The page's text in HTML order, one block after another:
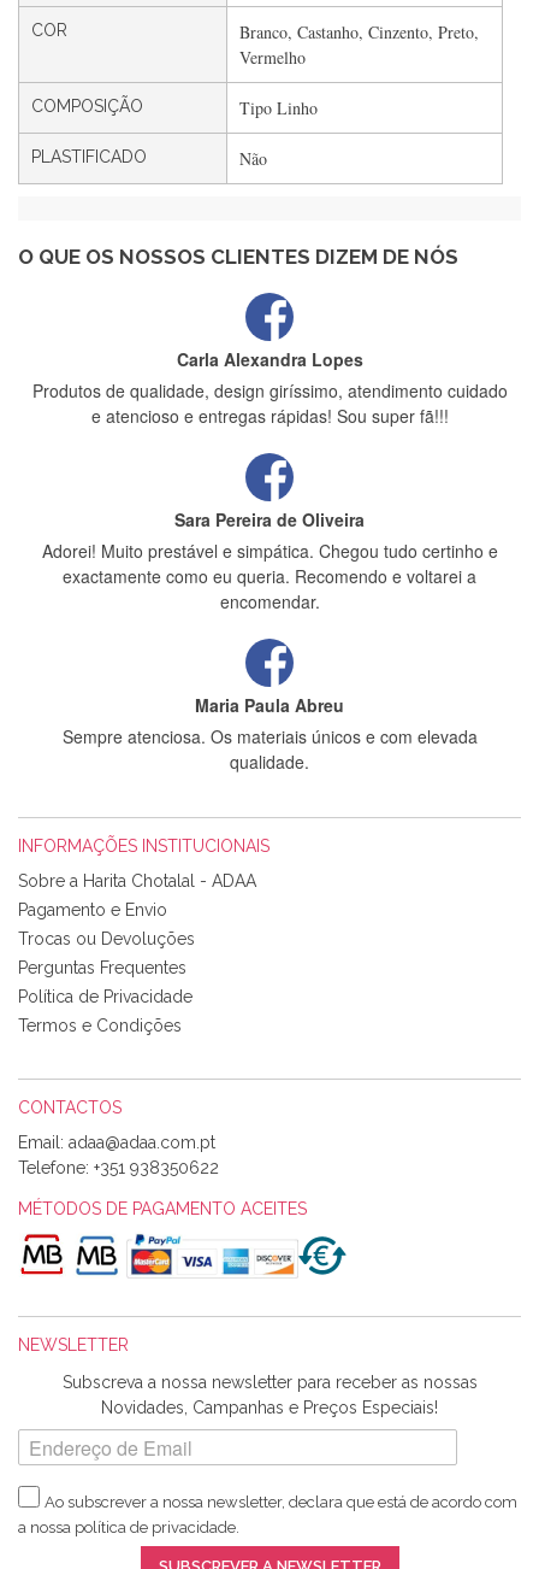
COR
Branco, Castanho, Cinzento, Preto,
Vermelho
COMPOSIÇÃO Tipo Linho
PLASTIFICADO Não
O QUE OS NOSSOS CLIENTES DIZEM DE NÓS
Filipa Freire
Rápido, atendimento 5*. Hoje chegará a segunda encomenda
feita de muitas certamente❤️
estrelas
Carla Alexandra Lopes
Produtos de qualidade, design giríssimo, atendimento cuidado
e atencioso e entregas rápidas! Sou super fã!!!
Sara Pereira de Oliveira
Adorei! Muito prestável e simpática. Chegou tudo certinho e
exactamente como eu queria. Recomendo e voltarei a
encomendar.
Maria Paula Abreu
Sempre atenciosa. Os materiais únicos e com elevada
qualidade.
Tudo chegou em condições, pois os produtos vieram muito
bem acondicionados. Estou plenamente satisfeita com os
produtos adquiridos. Relativamente à bolsa, tem um tecido
com um padrão e cores muito bonitas e a execução está
perfeitíssima. Futuramente penso voltar a comprar na vossa
loja, têm excelentes artigos a um preço muito justo. A
Alexandra Morais
Olá boa Noite. Os meus tecidos chegaram hoje. Muito
obrigada pelo miminho que dá um jeitaço pras minhas linhas
de bordar e não sei o que pões nos tecidos, mas que cheiram
maravilhosamente ... cheiram! :) Muito Obrigada.
Harita a minha encomenda já chegou. :) Muito obrigada pela
rapidez no envio, pela qualidade dos materiais que me
enviaste e pela simpatia de sempre. :)
Catarina Amaro
INFORMAÇÕES INSTITUCIONAIS
Sobre a Harita Chotalal - ADAA
Pagamento e Envio
Trocas ou Devoluções
Perguntas Frequentes
Política de Privacidade
Termos e Condições
CONTACTOS
Email:
Telefone: +351 938350622
MÉTODOS DE PAGAMENTO ACEITES
NEWSLETTER
Subscreva a nossa newsletter para receber as nossas
Novidades, Campanhas e Preços Especiais!
Ao subscrever a nossa newsletter, declara que está de acordo com
a nossa política de privacidade.